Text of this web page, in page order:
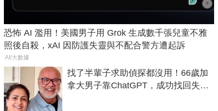
恐怖 AI 濫用！美國男子用 Grok 生成數千張兒童不雅
照後自殺，xAI 因防護失靈與不配合警方遭起訴
AI/大數據
找了半輩子求助偵探都沒用！66歲加
拿大男子靠ChatGPT，成功找回失散